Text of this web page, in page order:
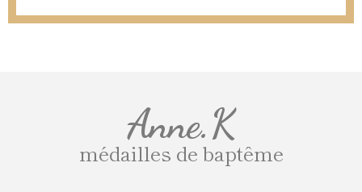
Anne.K
médailles de baptême